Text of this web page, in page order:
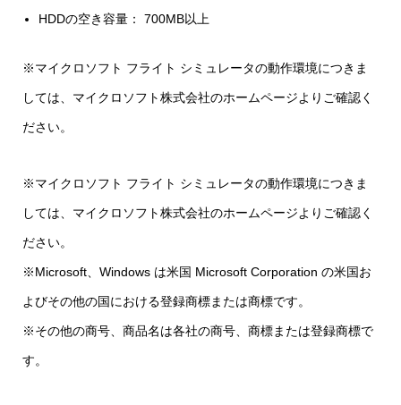
HDDの空き容量： 700MB以上
※マイクロソフト フライト シミュレータの動作環境につきま
しては、マイクロソフト株式会社のホームページよりご確認く
ださい。
※マイクロソフト フライト シミュレータの動作環境につきま
しては、マイクロソフト株式会社のホームページよりご確認く
ださい。
※Microsoft、Windows は米国 Microsoft Corporation の米国お
よびその他の国における登録商標または商標です。
※その他の商号、商品名は各社の商号、商標または登録商標で
す。